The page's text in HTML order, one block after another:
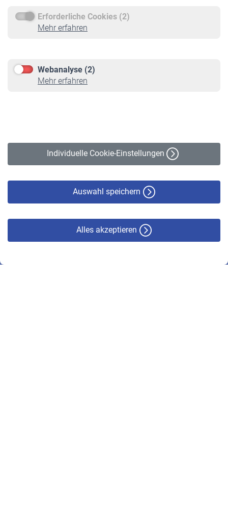
Erforderliche Cookies (2)
Mehr erfahren
Webanalyse (2)
Mehr erfahren
Individuelle Cookie-Einstellungen
Auswahl speichern
Alles akzeptieren
Service
Informationen
Online-Rechner
VBLnewsletter
Erklärung zur Barrierefreiheit
© VBL 2026